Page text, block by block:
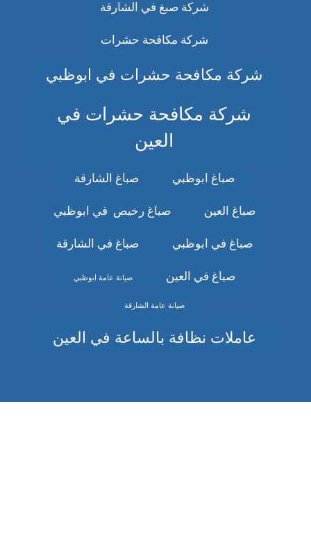
شركة صبغ في الشارقة
شركة مكافحة حشرات
شركة مكافحة حشرات في ابوظبي
شركة مكافحة حشرات في
العين
صباغ ابوظبي صباغ الشارقة
صباغ العين صباغ رخيص في ابوظبي
صباغ في ابوظبي صباغ في الشارقة
صباغ في العين صيانة عامة ابوظبي
صيانة عامة الشارقة
عاملات نظافة بالساعة في العين